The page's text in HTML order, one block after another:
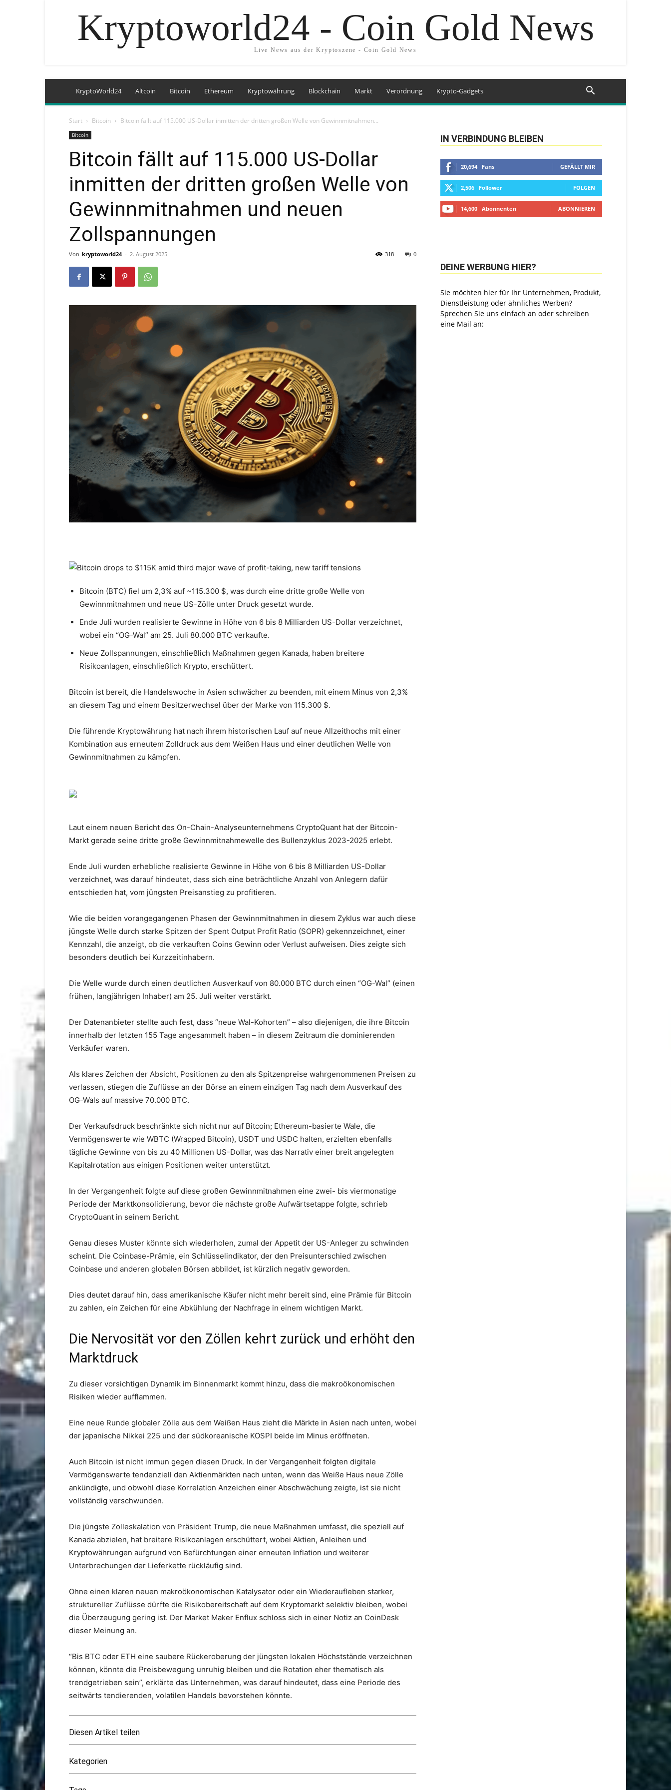
Kryptoworld24 - Coin Gold News
Live News aus der Kryptoszene - Coin Gold News
KryptoWorld24 Altcoin Bitcoin Ethereum Kryptowährung Blockchain Markt Verordnung Krypto-Gadgets
Start Bitcoin Bitcoin fällt auf 115.000 US-Dollar inmitten der dritten großen Welle von Gewinnmitnahmen...
Bitcoin
Bitcoin fällt auf 115.000 US-Dollar
inmitten der dritten großen Welle von
Gewinnmitnahmen und neuen
Zollspannungen
Von kryptoworld24 - 2. August 2025 0
318
Bitcoin (BTC) fiel um 2,3% auf ~115.300 $, was durch eine dritte große Welle von
Gewinnmitnahmen und neue US-Zölle unter Druck gesetzt wurde.
Ende Juli wurden realisierte Gewinne in Höhe von 6 bis 8 Milliarden US-Dollar verzeichnet,
wobei ein “OG-Wal” am 25. Juli 80.000 BTC verkaufte.
Neue Zollspannungen, einschließlich Maßnahmen gegen Kanada, haben breitere
Risikoanlagen, einschließlich Krypto, erschüttert.
Bitcoin ist bereit, die Handelswoche in Asien schwächer zu beenden, mit einem Minus von 2,3%
an diesem Tag und einem Besitzerwechsel über der Marke von 115.300 $.
Die führende Kryptowährung hat nach ihrem historischen Lauf auf neue Allzeithochs mit einer
Kombination aus erneutem Zolldruck aus dem Weißen Haus und einer deutlichen Welle von
Gewinnmitnahmen zu kämpfen.
Laut einem neuen Bericht des On-Chain-Analyseunternehmens CryptoQuant hat der Bitcoin-
Markt gerade seine dritte große Gewinnmitnahmewelle des Bullenzyklus 2023-2025 erlebt.
Ende Juli wurden erhebliche realisierte Gewinne in Höhe von 6 bis 8 Milliarden US-Dollar
verzeichnet, was darauf hindeutet, dass sich eine beträchtliche Anzahl von Anlegern dafür
entschieden hat, vom jüngsten Preisanstieg zu profitieren.
Wie die beiden vorangegangenen Phasen der Gewinnmitnahmen in diesem Zyklus war auch diese
jüngste Welle durch starke Spitzen der Spent Output Profit Ratio (SOPR) gekennzeichnet, einer
Kennzahl, die anzeigt, ob die verkauften Coins Gewinn oder Verlust aufweisen. Dies zeigte sich
besonders deutlich bei Kurzzeitinhabern.
Die Welle wurde durch einen deutlichen Ausverkauf von 80.000 BTC durch einen “OG-Wal” (einen
frühen, langjährigen Inhaber) am 25. Juli weiter verstärkt.
Der Datenanbieter stellte auch fest, dass “neue Wal-Kohorten” – also diejenigen, die ihre Bitcoin
innerhalb der letzten 155 Tage angesammelt haben – in diesem Zeitraum die dominierenden
Verkäufer waren.
Als klares Zeichen der Absicht, Positionen zu den als Spitzenpreise wahrgenommenen Preisen zu
verlassen, stiegen die Zuflüsse an der Börse an einem einzigen Tag nach dem Ausverkauf des
OG-Wals auf massive 70.000 BTC.
Der Verkaufsdruck beschränkte sich nicht nur auf Bitcoin; Ethereum-basierte Wale, die
Vermögenswerte wie WBTC (Wrapped Bitcoin), USDT und USDC halten, erzielten ebenfalls
tägliche Gewinne von bis zu 40 Millionen US-Dollar, was das Narrativ einer breit angelegten
Kapitalrotation aus einigen Positionen weiter unterstützt.
In der Vergangenheit folgte auf diese großen Gewinnmitnahmen eine zwei- bis viermonatige
Periode der Marktkonsolidierung, bevor die nächste große Aufwärtsetappe folgte, schrieb
CryptoQuant in seinem Bericht.
Genau dieses Muster könnte sich wiederholen, zumal der Appetit der US-Anleger zu schwinden
scheint. Die Coinbase-Prämie, ein Schlüsselindikator, der den Preisunterschied zwischen
Coinbase und anderen globalen Börsen abbildet, ist kürzlich negativ geworden.
Dies deutet darauf hin, dass amerikanische Käufer nicht mehr bereit sind, eine Prämie für Bitcoin
zu zahlen, ein Zeichen für eine Abkühlung der Nachfrage in einem wichtigen Markt.
Die Nervosität vor den Zöllen kehrt zurück und erhöht den
Marktdruck
Zu dieser vorsichtigen Dynamik im Binnenmarkt kommt hinzu, dass die makroökonomischen
Risiken wieder aufflammen.
Eine neue Runde globaler Zölle aus dem Weißen Haus zieht die Märkte in Asien nach unten, wobei
der japanische Nikkei 225 und der südkoreanische KOSPI beide im Minus eröffneten.
Auch Bitcoin ist nicht immun gegen diesen Druck. In der Vergangenheit folgten digitale
Vermögenswerte tendenziell den Aktienmärkten nach unten, wenn das Weiße Haus neue Zölle
ankündigte, und obwohl diese Korrelation Anzeichen einer Abschwächung zeigte, ist sie nicht
vollständig verschwunden.
Die jüngste Zolleskalation von Präsident Trump, die neue Maßnahmen umfasst, die speziell auf
Kanada abzielen, hat breitere Risikoanlagen erschüttert, wobei Aktien, Anleihen und
Kryptowährungen aufgrund von Befürchtungen einer erneuten Inflation und weiterer
Unterbrechungen der Lieferkette rückläufig sind.
Ohne einen klaren neuen makroökonomischen Katalysator oder ein Wiederaufleben starker,
struktureller Zuflüsse dürfte die Risikobereitschaft auf dem Kryptomarkt selektiv bleiben, wobei
die Überzeugung gering ist. Der Market Maker Enflux schloss sich in einer Notiz an CoinDesk
dieser Meinung an.
“Bis BTC oder ETH eine saubere Rückeroberung der jüngsten lokalen Höchststände verzeichnen
können, könnte die Preisbewegung unruhig bleiben und die Rotation eher thematisch als
trendgetrieben sein”, erklärte das Unternehmen, was darauf hindeutet, dass eine Periode des
seitwärts tendierenden, volatilen Handels bevorstehen könnte.
Diesen Artikel teilen
Kategorien
IN VERBINDUNG BLEIBEN
20,694 Fans GEFÄLLT MIR
2,506 Follower FOLGEN
14,600 Abonnenten ABONNIEREN
DEINE WERBUNG HIER?
Sie möchten hier für Ihr Unternehmen, Produkt,
Dienstleistung oder ähnliches Werben?
Sprechen Sie uns einfach an oder schreiben
eine Mail an: